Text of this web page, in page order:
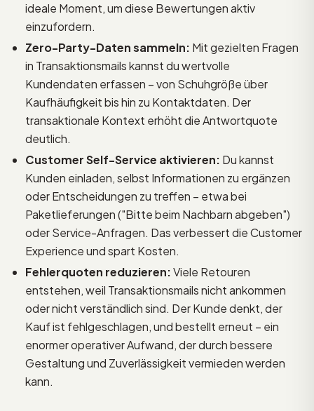
ideale Moment, um diese Bewertungen aktiv
einzufordern.
Zero-Party-Daten sammeln: Mit gezielten Fragen
in Transaktionsmails kannst du wertvolle
Kundendaten erfassen – von Schuhgröße über
Kaufhäufigkeit bis hin zu Kontaktdaten. Der
transaktionale Kontext erhöht die Antwortquote
deutlich.
Customer Self-Service aktivieren: Du kannst
Kunden einladen, selbst Informationen zu ergänzen
oder Entscheidungen zu treffen – etwa bei
Paketlieferungen ("Bitte beim Nachbarn abgeben")
oder Service-Anfragen. Das verbessert die Customer
Experience und spart Kosten.
Fehlerquoten reduzieren:Viele Retouren
entstehen, weil Transaktionsmails nicht ankommen
oder nicht verständlich sind. Der Kunde denkt, der
Kauf ist fehlgeschlagen, und bestellt erneut – ein
enormer operativer Aufwand, der durch bessere
Gestaltung und Zuverlässigkeit vermieden werden
kann.